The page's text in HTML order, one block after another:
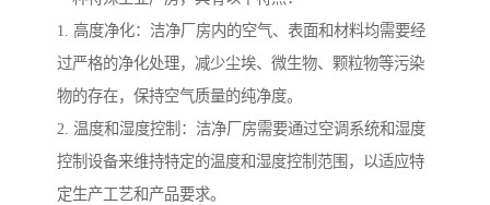
1. 高度净化：洁净厂房内的空气、表面和材料均需要经
过严格的净化处理，减少尘埃、微生物、颗粒物等污染
物的存在，保持空气质量的纯净度。
2. 温度和湿度控制：洁净厂房需要通过空调系统和湿度
控制设备来维持特定的温度和湿度控制范围，以适应特
定生产工艺和产品要求。